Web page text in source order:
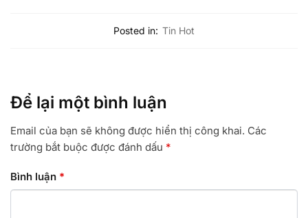
Posted in: Tin Hot
Để lại một bình luận
Email của bạn sẽ không được hiển thị công khai. Các
trường bắt buộc được đánh dấu *
Bình luận *